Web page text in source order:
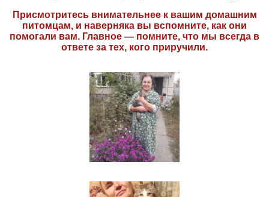
Присмотритесь внимательнее к вашим домашним
питомцам, и наверняка вы вспомните, как они
помогали вам. Главное — помните, что мы всегда в
ответе за тех, кого приручили.